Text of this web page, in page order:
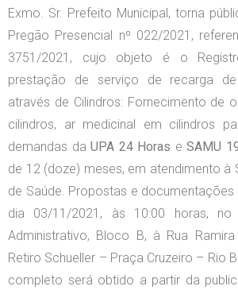
Exmo. Sr. Prefeito Municipal, torna
Pregão Presencial nº 022/2021,
3751/2021, cujo objeto é o
prestação de serviço de recarga
através de Cilindros: Fornecimento de
cilindros, ar medicinal em cilindros
demandas daUPA 24 Horas eSAMU
de 12 (doze) meses, em atendimento à
de Saúde. Propostas e
dia 03/11/2021, às 10:00 horas,
Administrativo, Bloco B, à Rua
Retiro Schueller – Praça Cruzeiro – Rio
completo será obtido a partir da